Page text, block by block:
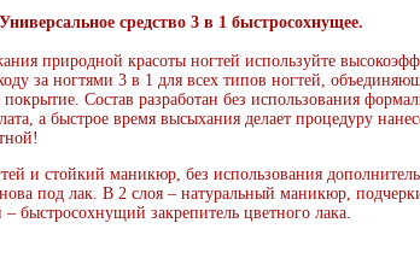
средство 3 в 1 быстросохнущее.
природной красоты ногтей используйте
за ногтями 3 в 1 для всех типов ногтей,
Состав разработан без использования
а быстрое время высыхания делает процедуру
и стойкий маникюр, без использования
под лак. В 2 слоя – натуральный маникюр,
быстросохнущий закрепитель цветного лака.